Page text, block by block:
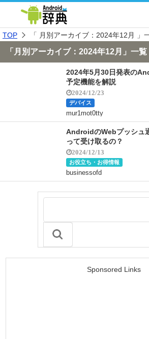
TOP 「 月別アーカイブ：2024年12月 」
「月別アーカイブ：2024年12月」一覧
2024年5月30日発表の
予定機能を解説
2024/12/23
デバイス
mur1mot0tty
AndroidのWebプッシュ
って受け取るの？
2024/12/13
お役立ち・お得情報
businessofd
Sponsored Links